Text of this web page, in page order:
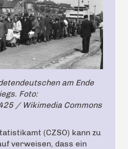
am Ende
Foto:
/ Wikimedia Commons
(CZSO) kann zu
verweisen, dass ein